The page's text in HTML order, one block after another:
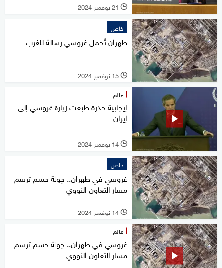
l 21 نوفمبر 2024
خاص
طهران تُحمل غروسي رسالة للغرب
l 15 نوفمبر 2024
عالم
إيجابية حذرة طبعت زيارة غروسي إلى
إيران
l 14 نوفمبر 2024
خاص
غروسي في طهران.. جولة حسم ترسم
مسار التعاون النووي
l 14 نوفمبر 2024
عالم
غروسي في طهران.. جولة حسم ترسم
مسار التعاون النووي